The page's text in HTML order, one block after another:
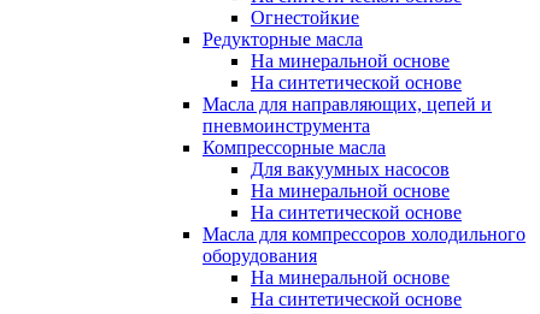
Огнестойкие
Редукторные масла
На минеральной основе
На синтетической основе
Масла для направляющих, цепей и
пневмоинструмента
Компрессорные масла
Для вакуумных насосов
На минеральной основе
На синтетической основе
Масла для компрессоров холодильного
оборудования
На минеральной основе
На синтетической основе